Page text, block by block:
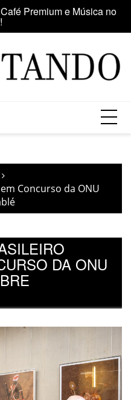
Premium e Música no
Concurso da ONU
DA ONU